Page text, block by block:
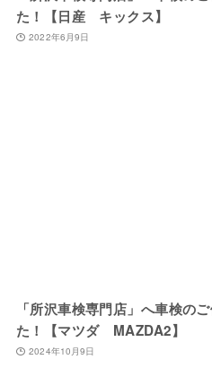
た！【日産 キックス】
2022年6月9日
「所沢車検専門店」へ車検の
た！【マツダ MAZDA2】
2024年10月9日